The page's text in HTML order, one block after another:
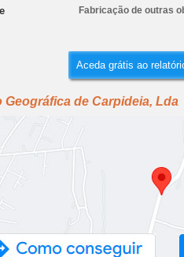
Fabricação de outras
Aceda grátis ao
Geográfica de Carpideia, Lda